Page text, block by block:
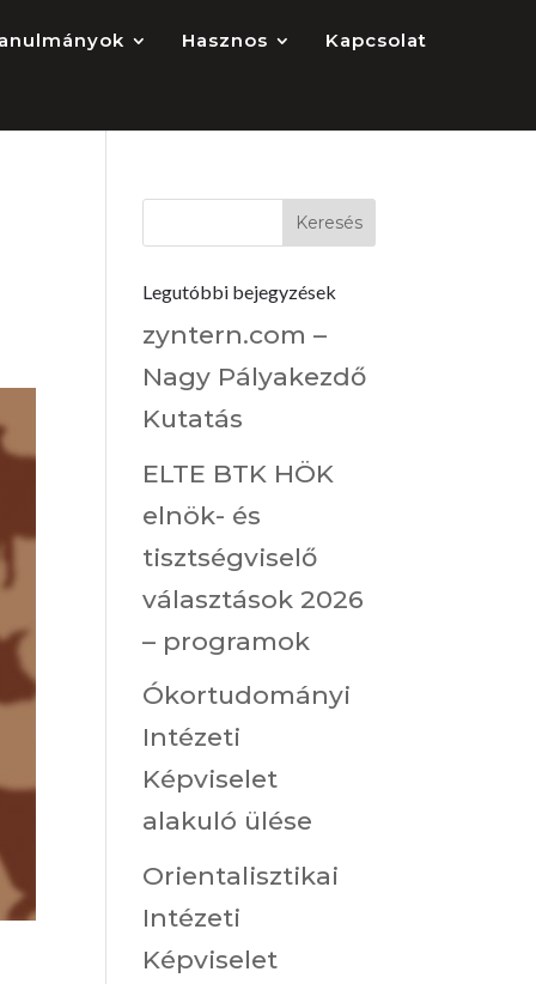
Hasznos Kapcsolat
Legutóbbi bejegyzések
zyntern.com –
Nagy Pályakezdő
Kutatás
ELTE BTK HÖK
elnök- és
tisztségviselő
választások 2026
– programok
Ókortudományi
Intézeti
Képviselet
alakuló ülése
Orientalisztikai
Intézeti
Képviselet